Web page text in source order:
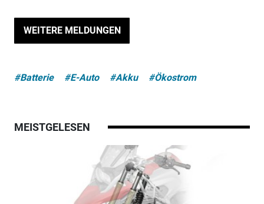
WEITERE MELDUNGEN
#Batterie #E-Auto #Akku #Ökostrom
MEISTGELESEN